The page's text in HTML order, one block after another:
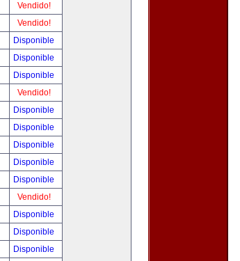
Vendido!
Vendido!
Disponible
Disponible
Disponible
Vendido!
Disponible
Disponible
Disponible
Disponible
Disponible
Vendido!
Disponible
Disponible
Disponible